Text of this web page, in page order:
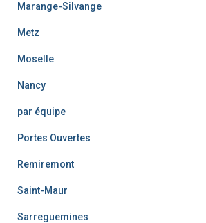
Marange-Silvange
Metz
Moselle
Nancy
par équipe
Portes Ouvertes
Remiremont
Saint-Maur
Sarreguemines